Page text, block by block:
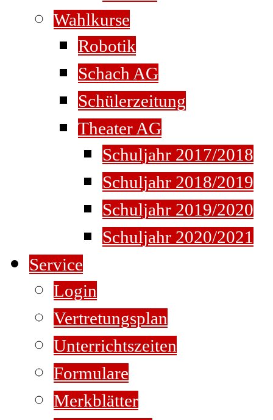
Wahlkurse
Robotik
Schach AG
Schülerzeitung
Theater AG
Schuljahr 2017/2018
Schuljahr 2018/2019
Schuljahr 2019/2020
Schuljahr 2020/2021
Service
Login
Vertretungsplan
Unterrichtszeiten
Formulare
Merkblätter